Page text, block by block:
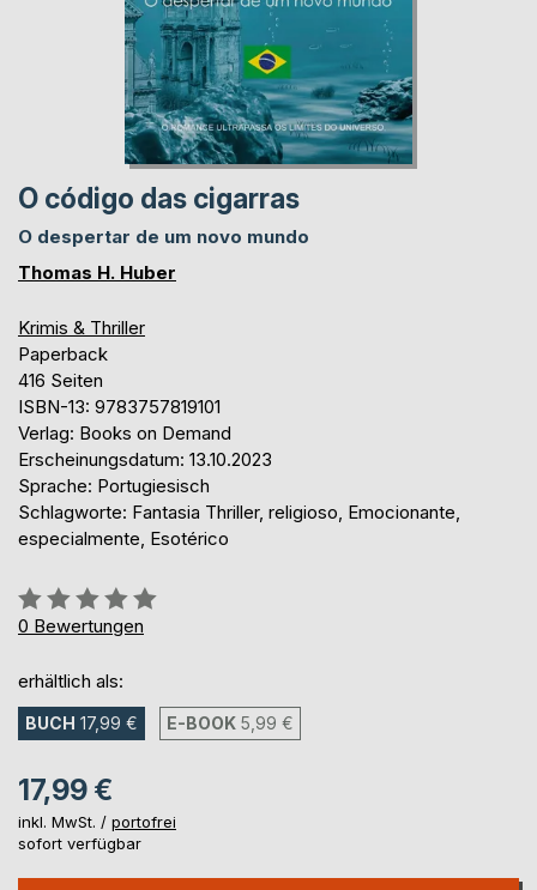
O código das cigarras
O despertar de um novo mundo
Thomas H. Huber
Krimis & Thriller
Paperback
416 Seiten
ISBN-13: 9783757819101
Verlag: Books on Demand
Erscheinungsdatum: 13.10.2023
Sprache: Portugiesisch
Schlagworte: Fantasia Thriller, religioso, Emocionante,
especialmente, Esotérico
Bewertung::
0%
0 Bewertungen
erhältlich als:
BUCH 17,99 € E-BOOK 5,99 €
17,99 €
inkl. MwSt. / portofrei
sofort verfügbar